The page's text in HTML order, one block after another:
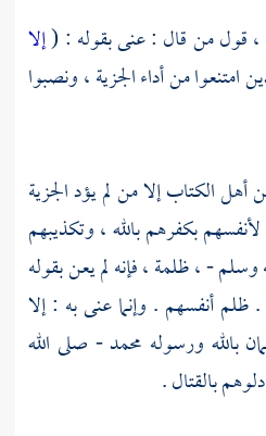
، قول من قال : عنى بقوله : (إلا
امتنعوا من أداء الجزية ، ونصبوا
أهل الكتاب إلا من لم يؤد الجزية
بكفرهم بالله ، وتكذيبهم
- ، ظلمة ، فإنه لم يعن بقوله
ظلم أنفسهم . وإنما عنى به : إلا
بالله ورسوله محمد- صلى الله
بالقتال .